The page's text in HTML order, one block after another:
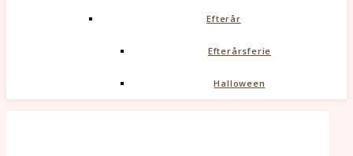
Efterår
Efterårsferie
Halloween